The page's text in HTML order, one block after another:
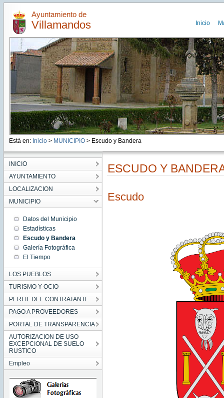
Ayuntamiento de
Villamandos Inicio
Está en: Inicio > MUNICIPIO> Escudo y Bandera
INICIO
AYUNTAMIENTO
LOCALIZACION
MUNICIPIO
Datos del Municipio
Estadísticas
Escudo y Bandera
Galería Fotográfica
El Tiempo
LOS PUEBLOS
TURISMO Y OCIO
PERFIL DEL CONTRATANTE
PAGO A PROVEEDORES
PORTAL DE TRANSPARENCIA
AUTORIZACION DE USO
EXCEPCIONAL DE SUELO
RUSTICO
Empleo
ESCUDO Y
Escudo